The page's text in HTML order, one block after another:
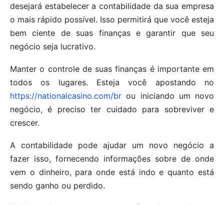
desejará estabelecer a contabilidade da sua empresa
o mais rápido possível. Isso permitirá que você esteja
bem ciente de suas finanças e garantir que seu
negócio seja lucrativo.
Manter o controle de suas finanças é importante em
todos os lugares. Esteja você apostando no
https://nationalcasino.com/br ou iniciando um novo
negócio, é preciso ter cuidado para sobreviver e
crescer.
A contabilidade pode ajudar um novo negócio a
fazer isso, fornecendo informações sobre de onde
vem o dinheiro, para onde está indo e quanto está
sendo ganho ou perdido.